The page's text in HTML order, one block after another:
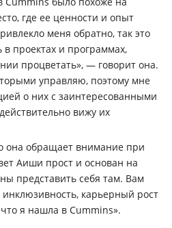
где ее ценности и опыт
меня обратно, так это
в проектах и ​​программах,
процветать», — говорит она.
управляю, поэтому мне
о них с заинтересованными
вижу их
она обращает внимание при
Аиши прост и основан на
представить себя там. Вам
инклюзивность, карьерный рост
я нашла в Cummins».